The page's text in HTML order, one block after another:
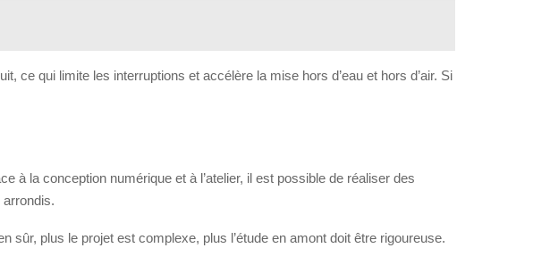
ce qui limite les interruptions et accélère la mise hors d’eau et hors d’air. Si
à la conception numérique et à l’atelier, il est possible de réaliser des
sûr, plus le projet est complexe, plus l’étude en amont doit être rigoureuse.